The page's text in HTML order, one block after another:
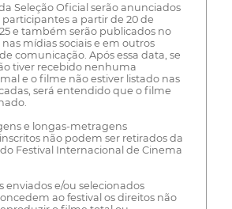
Seleção Oficial serão anunciados
participantes a partir de 20 de
e também serão publicados no
nas mídias sociais e em outros
comunicação. Após essa data, se
tiver recebido nenhuma
e o filme não estiver listado nas
será entendido que o filme
e longas-metragens
não podem ser retirados da
Festival Internacional de Cinema
enviados e/ou selecionados
ao festival os direitos não